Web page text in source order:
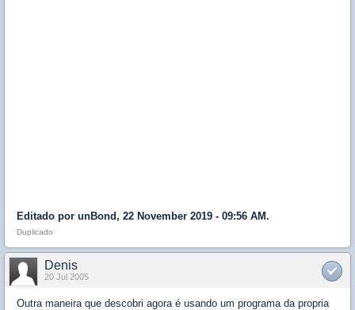
Editado por unBond, 22 November 2019 - 09:56 AM.
Duplicado
Denis
20 Jul 2005
Outra maneira que descobri agora é usando um programa da propria